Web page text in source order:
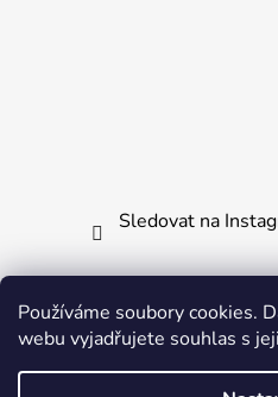
Používáme soubory cookies.
webu vyjadřujete souhlas s
Sledovat na
Jak vrátit či reklamovat zboží
Ochrana